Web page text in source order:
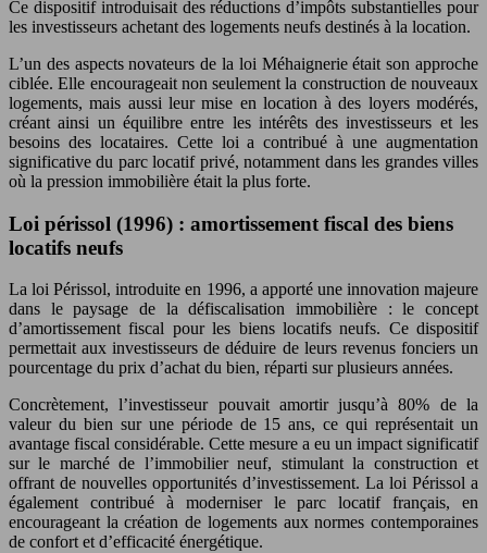
Ce dispositif introduisait des réductions d’impôts substantielles pour
les investisseurs achetant des logements neufs destinés à la location.
L’un des aspects novateurs de la loi Méhaignerie était son approche
ciblée. Elle encourageait non seulement la construction de nouveaux
logements, mais aussi leur mise en location à des loyers modérés,
créant ainsi un équilibre entre les intérêts des investisseurs et les
besoins des locataires. Cette loi a contribué à une augmentation
significative du parc locatif privé, notamment dans les grandes villes
où la pression immobilière était la plus forte.
Loi périssol (1996) : amortissement fiscal des biens
locatifs neufs
La loi Périssol, introduite en 1996, a apporté une innovation majeure
dans le paysage de la défiscalisation immobilière : le concept
d’amortissement fiscal pour les biens locatifs neufs. Ce dispositif
permettait aux investisseurs de déduire de leurs revenus fonciers un
pourcentage du prix d’achat du bien, réparti sur plusieurs années.
Concrètement, l’investisseur pouvait amortir jusqu’à 80% de la
valeur du bien sur une période de 15 ans, ce qui représentait un
avantage fiscal considérable. Cette mesure a eu un impact significatif
sur le marché de l’immobilier neuf, stimulant la construction et
offrant de nouvelles opportunités d’investissement. La loi Périssol a
également contribué à moderniser le parc locatif français, en
encourageant la création de logements aux normes contemporaines
de confort et d’efficacité énergétique.